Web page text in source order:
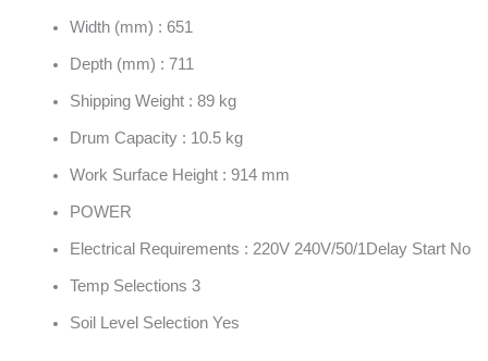
Width (mm) : 651
Depth (mm) : 711
Shipping Weight : 89 kg
Drum Capacity : 10.5 kg
Work Surface Height : 914 mm
POWER
Electrical Requirements : 220V 240V/50/1Delay Start No
Temp Selections 3
Soil Level Selection Yes